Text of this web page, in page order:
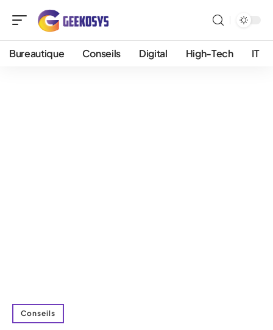
Bureautique Conseils Digital High-Tech IT
Conseils